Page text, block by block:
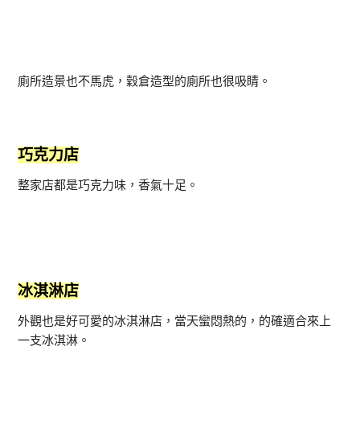
廁所造景也不馬虎，穀倉造型的廁所也很吸睛。
巧克力店
整家店都是巧克力味，香氣十足。
冰淇淋店
外觀也是好可愛的冰淇淋店，當天蠻悶熱的，的確適合來上
一支冰淇淋。